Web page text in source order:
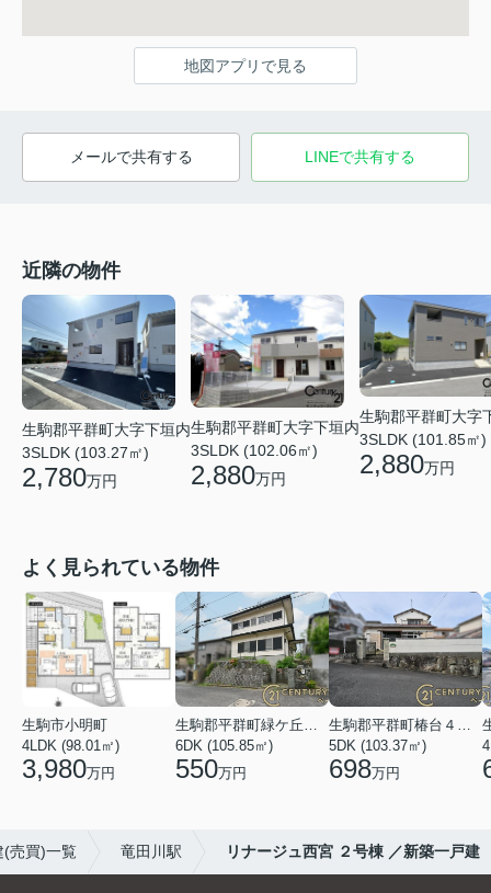
地図アプリで見る
メールで共有する LINEで共有する
近隣の物件
生駒郡平群町大字下垣内
3SLDK (103.27㎡)
2,780万円
生駒郡平群町大字下垣内
3SLDK (102.06㎡)
2,880万円
生駒郡平群町大字
3SLDK (101.85㎡)
2,880万円
よく見られている物件
生駒市小明町
4LDK (98.01㎡)
3,980万円
生駒郡平群町緑ケ丘５丁目
6DK (105.85㎡)
550万円
生駒郡平群町椿台４丁目
5DK (103.37㎡)
698万円
(売買)一覧 竜田川駅 リナージュ西宮 ２号棟 ／新築一戸建